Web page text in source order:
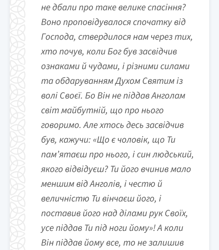
не дбали про таке велике спасіння?
Воно проповідувалося спочатку від
Господа, ствердилося нам через тих,
хто почув, коли Бог був засвідчив
ознаками й чудами, і різними силами
та обдаруванням Духом Святим із
волі Своєї. Бо Він не піддав Анголам
світ майбутній, що про нього
говоримо. Але хтось десь засвідчив
був, кажучи: «Що є чоловік, що Ти
пам’ятаєш про нього, і син людський,
якого відвідуєш? Ти його вчинив мало
меншим від Анголів, і честю й
величністю Ти вінчаєш його, і
поставив його над ділами рук Своїх,
усе піддав Ти під ноги йому»! А коли
Він піддав йому все, то не залишив